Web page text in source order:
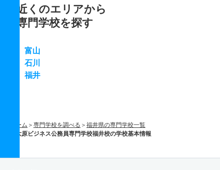
近くのエリアから
専門学校を探す
富山
石川
福井
ホーム 専門学校を調べる
福井県の専門学校一覧
大原ビジネス公務員専門学校福井校の学校基本情報